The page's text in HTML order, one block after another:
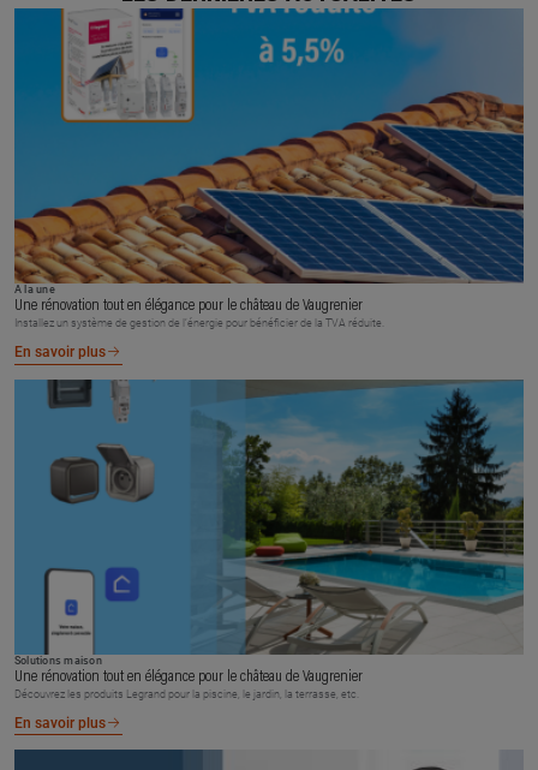
À la une
Une rénovation tout en élégance pour le château de Vaugrenier
Installez un système de gestion de l’énergie pour bénéficier de la TVA réduite.
En savoir plus
Solutions maison
Une rénovation tout en élégance pour le château de Vaugrenier
Découvrez les produits Legrand pour la piscine, le jardin, la terrasse, etc.
En savoir plus